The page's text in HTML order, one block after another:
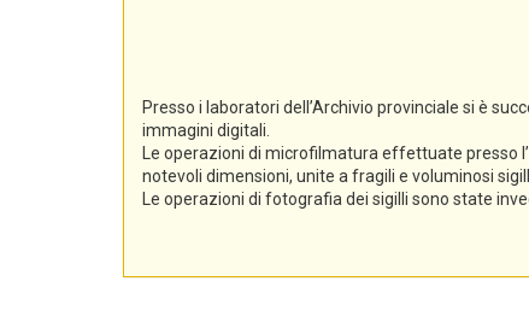
Presso i laboratori dell’Archivio provinciale si è
immagini digitali.
Le operazioni di microfilmatura effettuate presso
notevoli dimensioni, unite a fragili e voluminosi
Le operazioni di fotografia dei sigilli sono state